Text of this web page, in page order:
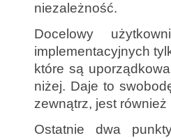
niezależność.
Docelowy
implementacyjnych
które są
niżej. Daje to
zewnątrz, jest również
Ostatnie dwa